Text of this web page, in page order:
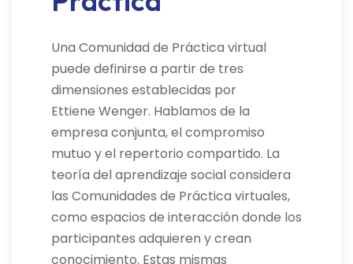
Una Comunidad de Práctica virtual
puede definirse a partir de tres
dimensiones establecidas por
Ettiene Wenger. Hablamos de la
empresa conjunta, el compromiso
mutuo y el repertorio compartido. La
teoría del aprendizaje social considera
las Comunidades de Práctica virtuales,
como espacios de interacción donde los
participantes adquieren y crean
conocimiento. Estas mismas